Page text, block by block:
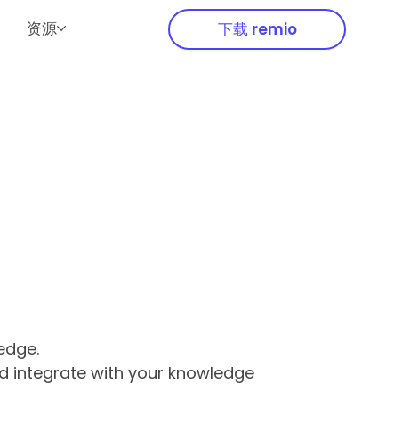
资源 下载 remio
integrate with your knowledge